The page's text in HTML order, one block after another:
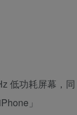
低功耗屏幕，同
」